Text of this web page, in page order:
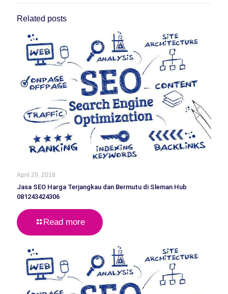
Related posts
April 29, 2018
Jasa SEO Harga Terjangkau dan Bermutu di Sleman Hub
081243424306
Read more